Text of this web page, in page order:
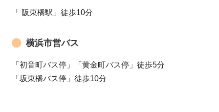
「 阪東橋駅」徒歩10分
横浜市営バス
「初音町バス停」「黄金町バス停」徒歩5分
「坂東橋バス停」徒歩10分